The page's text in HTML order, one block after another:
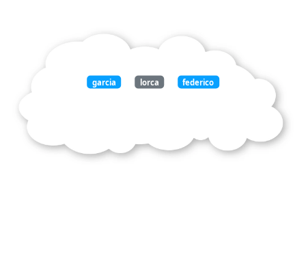
garcia lorca federico